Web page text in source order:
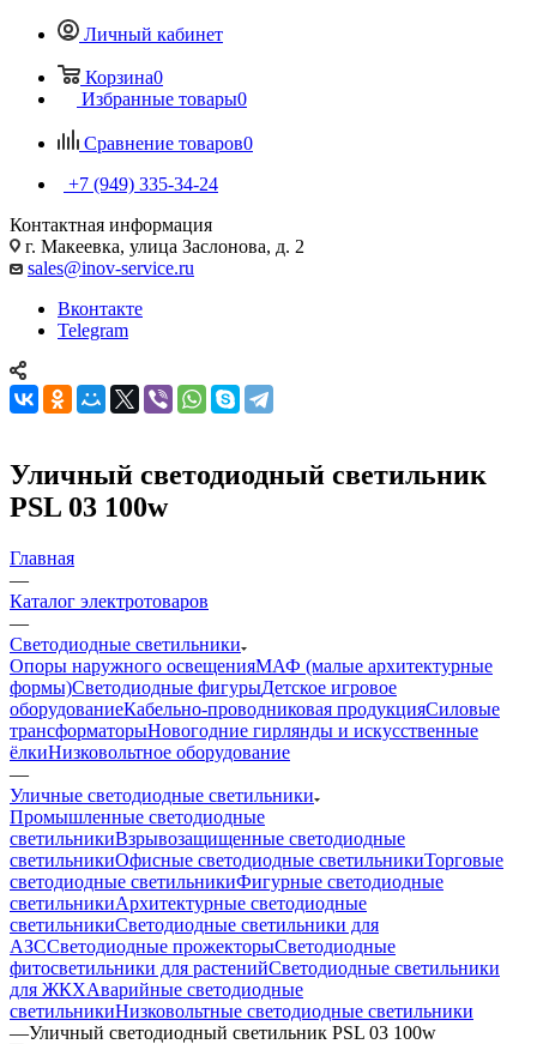
Личный кабинет
Корзина0
Избранные товары0
Сравнение товаров0
+7 (949) 335-34-24
Контактная информация
г. Макеевка, улица Заслонова, д. 2
sales@inov-service.ru
Вконтакте
Telegram
Уличный светодиодный светильник
PSL 03 100w
Главная
—
Каталог электротоваров
—
Светодиодные светильники
Опоры наружного освещенияМАФ (малые архитектурные
формы)Светодиодные фигурыДетское игровое
оборудованиеКабельно-проводниковая продукцияСиловые
трансформаторыНовогодние гирлянды и искусственные
ёлкиНизковольтное оборудование
—
Уличные светодиодные светильники
Промышленные светодиодные
светильникиВзрывозащищенные светодиодные
светильникиОфисные светодиодные светильникиТорговые
светодиодные светильникиФигурные светодиодные
светильникиАрхитектурные светодиодные
светильникиСветодиодные светильники для
АЗССветодиодные прожекторыСветодиодные
фитосветильники для растенийСветодиодные светильники
для ЖКХАварийные светодиодные
светильникиНизковольтные светодиодные светильники
—Уличный светодиодный светильник PSL 03 100w